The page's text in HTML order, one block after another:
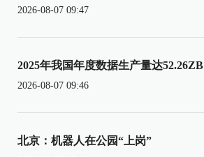
2026-08-07 09:47
2025年我国年度数据生产量达52.26ZB
2026-08-07 09:46
北京：机器人在公园“上岗”